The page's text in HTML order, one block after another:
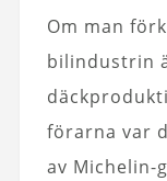
Om man
bilindustrin
förarna var
av Michelin-